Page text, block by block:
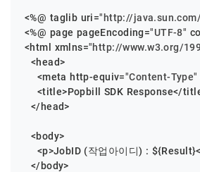
<%@ taglib uri="http://
<%@ page pageEncoding="UTF-8"
<html xmlns="http://www.w3.org/
  <head>
    <meta http-equiv=
"Content-Type"
<title>Popbill SDK Response</
  </head>
  <body>
<p>JobID (작업아이디) :
  </body>